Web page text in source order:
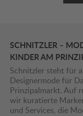
SCHNITZLER –
KINDER AM
Schnitzler steht für
Designermode für
Prinzipalmarkt. Auf
wir kuratierte
und Services, die